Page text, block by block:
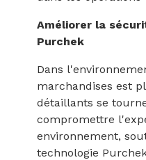
Améliorer la
Purchek
Dans
marchandises est
détaillants se
compromettre
environnement,
technologie